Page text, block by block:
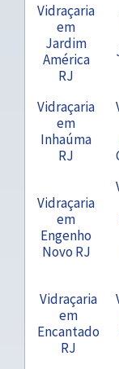
Vidraçaria
em
Jardim
América
RJ
Vidraçaria
em
Inhaúma
RJ
Vidraçaria
em
Engenho
Novo RJ
Vidraçaria
em
Encantado
RJ